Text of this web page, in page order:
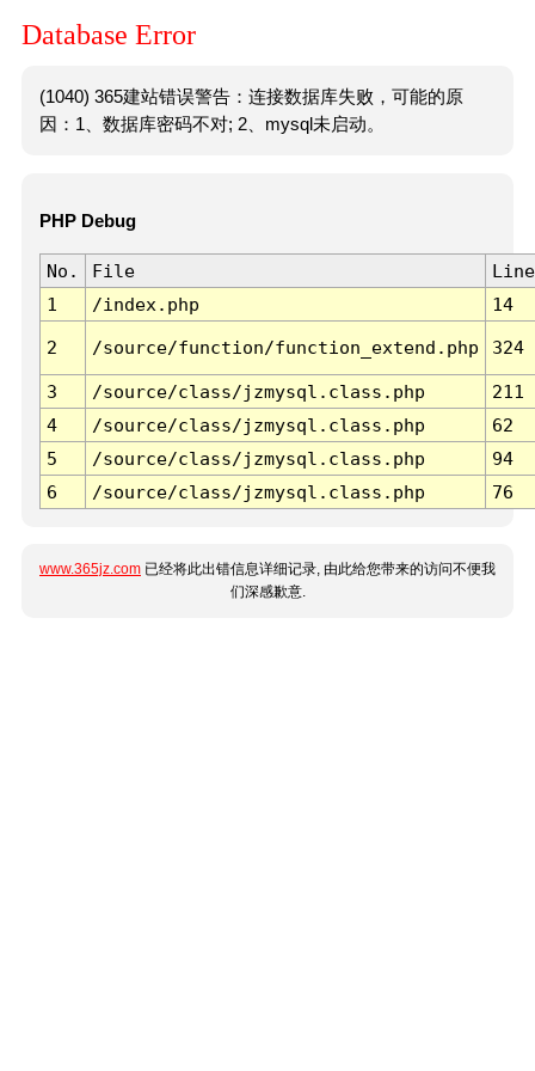
Database Error
(1040) 365建站错误警告：连接数据库失败，可能的原
因：1、数据库密码不对; 2、mysql未启动。
PHP Debug
No. File
Line
1
/index.php 14
2 /source/function/function_extend.php 324
3 /source/class/jzmysql.class.php
211
4
/source/class/jzmysql.class.php
62
5
/source/class/jzmysql.class.php
94
6
/source/class/jzmysql.class.php 76
www.365jz.com 已经将此出错信息详细记录, 由此给您带来的访问不便我
们深感歉意.